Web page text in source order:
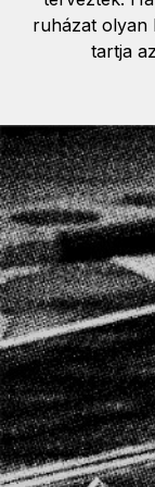
ruházat olyan
tartja